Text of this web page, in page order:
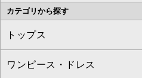
OFUON le MK
MK MICHEL KLEIN HOMME
MK MICHEL KLEIN BAG
カテゴリから探す
トップス
すべてのトップス
ワンピース・ドレス